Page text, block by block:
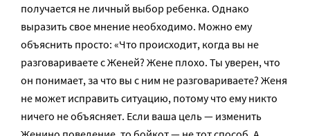
получается не личный выбор ребенка. Однако
выразить свое мнение необходимо. Можно ему
объяснить просто: «Что происходит, когда вы не
разговариваете с Женей? Жене плохо. Ты уверен, что
он понимает, за что вы с ним не разговариваете? Женя
не может исправить ситуацию, потому что ему никто
ничего не объясняет. Если ваша цель — изменить